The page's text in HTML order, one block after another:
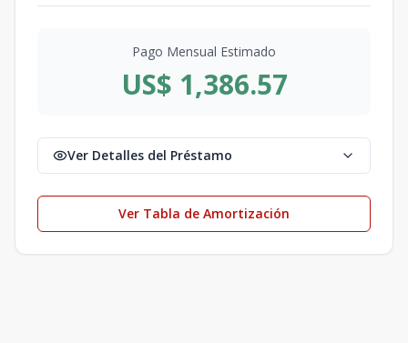
Pago Mensual Estimado
US$ 1,386.57
Ver Detalles del Préstamo
Ver Tabla de Amortización